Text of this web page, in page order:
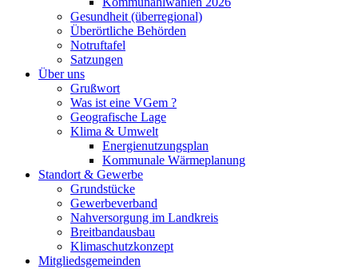
Gesundheit (überregional)
Überörtliche Behörden
Notruftafel
Satzungen
Über uns
Grußwort
Was ist eine VGem ?
Geografische Lage
Klima & Umwelt
Energienutzungsplan
Kommunale Wärmeplanung
Standort & Gewerbe
Grundstücke
Gewerbeverband
Nahversorgung im Landkreis
Breitbandausbau
Klimaschutzkonzept
Mitgliedsgemeinden